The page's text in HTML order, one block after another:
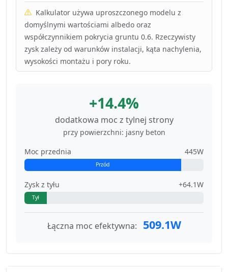
Kalkulator używa uproszczonego modelu z
domyślnymi wartościami albedo oraz
współczynnikiem pokrycia gruntu 0.6. Rzeczywisty
zysk zależy od warunków instalacji, kąta nachylenia,
wysokości montażu i pory roku.
+14.4%
dodatkowa moc z tylnej strony
przy powierzchni: jasny beton
Moc przednia
445W
Przód
Zysk z tyłu +64.1W
Tył
Łączna moc efektywna: 509.1W